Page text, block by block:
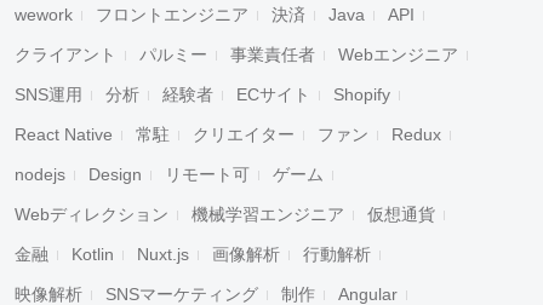
wework フロントエンジニア 決済 Java API
クライアント パルミー 事業責任者 Webエンジニア
SNS運用 分析 経験者 ECサイト Shopify
React Native 常駐 クリエイター ファン Redux
nodejs Design リモート可 ゲーム
Webディレクション 機械学習エンジニア 仮想通貨
金融 Kotlin Nuxt.js 画像解析 行動解析
映像解析 SNSマーケティング 制作 Angular